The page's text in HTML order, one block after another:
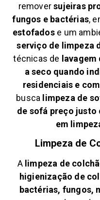
removersujeiras
fungos e bactérias,
estofadose um
serviço de limpeza
técnicas de lavagem
a seco quando
residenciais e
busca limpeza de
de sofá preço justo
em
Limpeza de
A limpeza de
higienização de
bactérias, fungos,